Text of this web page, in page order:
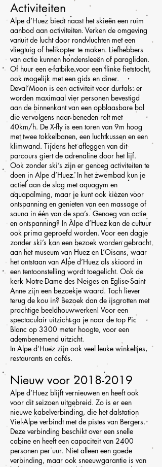
Activiteiten
Alpe d’Huez biedt naast het skieën een ruim
aanbod aan activiteiten. Verken de omgeving
vanuit de lucht door rondvluchten met een
vliegtuig of helikopter te maken. Liefhebbers
van actie kunnen hondensleeën of paragliden.
Of huur een e-fatbike voor een flinke fietstocht,
ook mogelijk met een gids en diner.
Deval’Moon is een activiteit voor durfals: er
worden maximaal vier personen bevestigd
aan de binnenkant van een opblaasbare bal
die vervolgens naar beneden rolt met
40km/h. De X-fly is een toren van 9m hoog
met twee tokkelbanen, een luchtkussen en een
klimwand. Tijdens het afleggen van dit
parcours giert de adrenaline door het lijf.
Ook zonder ski’s zijn er genoeg activiteiten te
doen in Alpe d’Huez. In het zwembad kun je
actief aan de slag met aquagym en
aquapalming, maar je kunt ook kiezen voor
ontspanning en genieten van een massage of
sauna in één van de spa’s. Genoeg van actie
en ontspanning? In Alpe d’Huez kan de cultuur
ook prima geproefd worden. Voor een dagje
zonder ski’s kan een bezoek worden gebracht
aan het museum van Huez en L’Oisans, waar
het ontstaan van Alpe d’Huez als skioord in
een tentoonstelling wordt toegelicht. Ook de
kerk Notre-Dame des Neiges en Eglise Saint
Anne zijn een bezoekje waard. Toch liever
terug de kou in? Bezoek dan de ijsgrotten met
prachtige beeldhouwwerken! Voor een
spectaculair uitzicht ga je naar de top Pic
Blanc op 3300 meter hoogte, voor een
adembenemend uitzicht.
In Alpe d’Huez zijn ook veel leuke winkeltjes,
restaurants en cafés.
Nieuw voor 2018-2019
Alpe d’Huez blijft vernieuwen en heeft ook
voor dit seizoen uitgebreid. Zo is er een
nieuwe kabelverbinding, die het dalstation
Viel-Alpe verbindt met de pistes van Bergers.
Deze verbinding beschikt over een snelle
cabine en heeft een capaciteit van 2400
personen per uur. Niet alleen een goede
verbinding, maar ook sneeuwgarantie is van